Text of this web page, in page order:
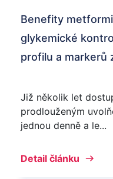
Benefity
glykemické
profilu a markerů
Již několik let
prodlouženým
jednou denně a le...
Detail článku